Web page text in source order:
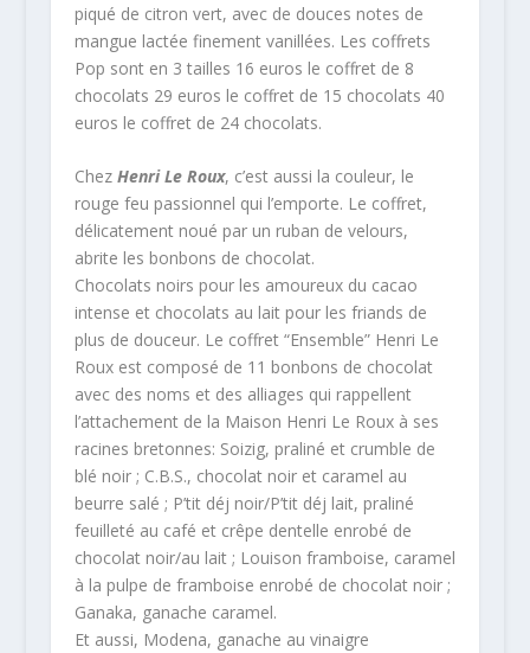
piqué de citron vert, avec de douces notes de
mangue lactée finement vanillées. Les coffrets
Pop sont en 3 tailles 16 euros le coffret de 8
chocolats 29 euros le coffret de 15 chocolats 40
euros le coffret de 24 chocolats.
Chez Henri Le Roux, c’est aussi la couleur, le
rouge feu passionnel qui l’emporte. Le coffret,
délicatement noué par un ruban de velours,
abrite les bonbons de chocolat.
Chocolats noirs pour les amoureux du cacao
intense et chocolats au lait pour les friands de
plus de douceur. Le coffret “Ensemble” Henri Le
Roux est composé de 11 bonbons de chocolat
avec des noms et des alliages qui rappellent
l’attachement de la Maison Henri Le Roux à ses
racines bretonnes: Soizig, praliné et crumble de
blé noir ; C.B.S., chocolat noir et caramel au
beurre salé ; P’tit déj noir/P’tit déj lait, praliné
feuilleté au café et crêpe dentelle enrobé de
chocolat noir/au lait ; Louison framboise, caramel
à la pulpe de framboise enrobé de chocolat noir ;
Ganaka, ganache caramel.
Et aussi, Modena, ganache au vinaigre